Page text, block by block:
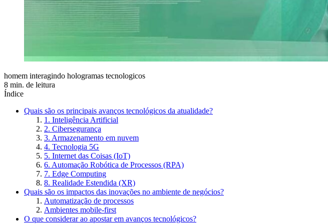
homem interagindo hologramas tecnologicos
8 min. de leitura
Índice
Quais são os principais avanços tecnológicos da atualidade?
1. Inteligência Artificial
2. Cibersegurança
3. Armazenamento em nuvem
4. Tecnologia 5G
5. Internet das Coisas (IoT)
6. Automação Robótica de Processos (RPA)
7. Edge Computing
8. Realidade Estendida (XR)
Quais são os impactos das inovações no ambiente de negócios?
Automatização de processos
Ambientes mobile-first
O que considerar ao apostar em avanços tecnológicos?